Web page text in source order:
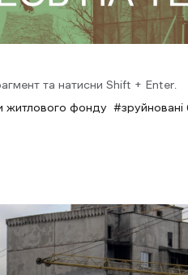
та натисни Shift + Enter.
житлового фонду зруйновані